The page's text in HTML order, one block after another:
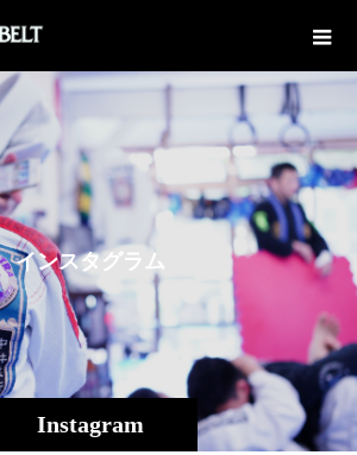
Instagram
インスタグラ ム